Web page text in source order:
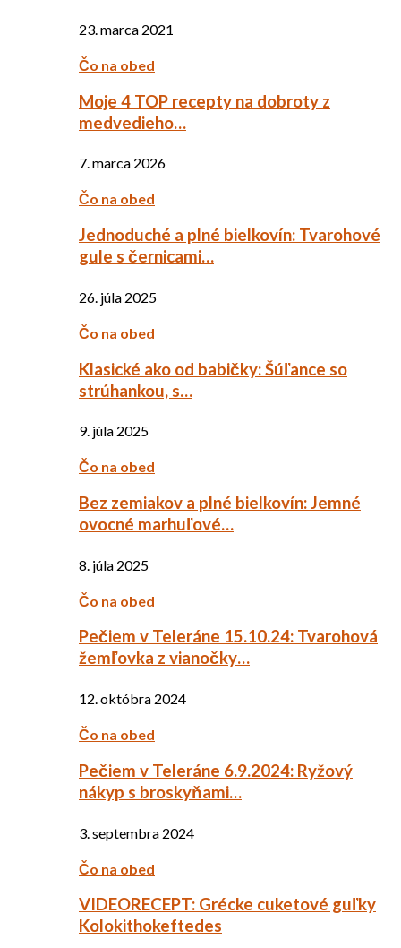
23. marca 2021
Čo na obed
Moje 4 TOP recepty na dobroty z
medvedieho…
7. marca 2026
Čo na obed
Jednoduché a plné bielkovín: Tvarohové
gule s černicami…
26. júla 2025
Čo na obed
Klasické ako od babičky: Šúľance so
strúhankou, s…
9. júla 2025
Čo na obed
Bez zemiakov a plné bielkovín: Jemné
ovocné marhuľové…
8. júla 2025
Čo na obed
Pečiem v Teleráne 15.10.24: Tvarohová
žemľovka z vianočky…
12. októbra 2024
Čo na obed
Pečiem v Teleráne 6.9.2024: Ryžový
nákyp s broskyňami…
3. septembra 2024
Čo na obed
VIDEORECEPT: Grécke cuketové guľky
Kolokithokeftedes